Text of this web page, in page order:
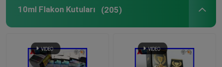
10ml Flakon Kutuları (205)